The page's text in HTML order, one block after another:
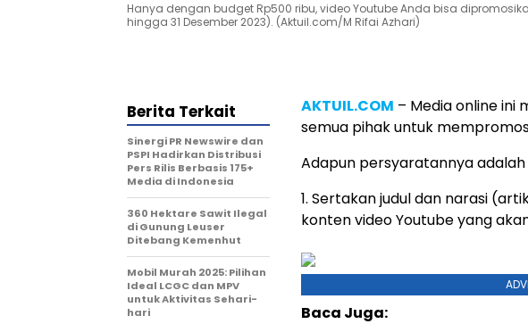
Hanya dengan budget Rp500 ribu, video Youtube Anda bisa
hingga 31 Desember 2023). (Aktuil.com/M Rifai Azhari)
AKTUIL.COM – Media online
semua pihak untuk
Adapun persyaratannya
1. Sertakan judul dan narasi
konten video Youtube yang
Baca Juga:
Berita Terkait
Sinergi PR Newswire dan
PSPI Hadirkan Distribusi
Pers Rilis Berbasis 175+
Media di Indonesia
360 Hektare Sawit Ilegal
di Gunung Leuser
Ditebang Kemenhut
Mobil Murah 2025: Pilihan
Ideal LCGC dan MPV
untuk Aktivitas Sehari-
hari